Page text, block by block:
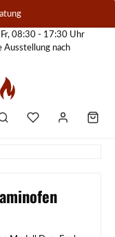
08:30 - 17:30 Uhr
Ausstellung nach